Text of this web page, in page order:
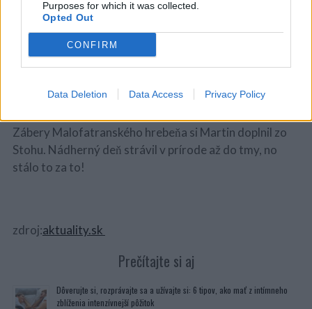
Purposes for which it was collected.
Opted Out
CONFIRM
Data Deletion Data Access Privacy Policy
som neváhal vytiahnuť drona už v sedle Osnice,“
Martin Víglaský.
IkonickýVeľký RozsutecaStohnakrútil z tak
Slovenska.
Zábery Malofatranského hrebeňa si Martin doplnil zo
Stohu. Nádherný deň strávil v prírode až do tmy, no
stálo to za to!
zdroj:aktuality.sk
Prečítajte si aj
Dôverujte si, rozprávajte sa a užívajte si: 6 tipov, ako mať z intímneho
zblíženia intenzívnejší pôžitok